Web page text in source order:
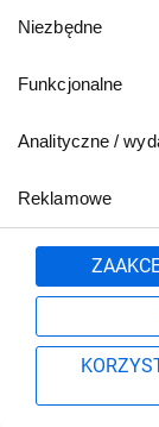
zgody
Niezbędne
Funkcjonalne
Analityczne /
Reklamowe